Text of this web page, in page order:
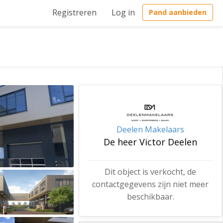
Registreren Log in Pand aanbieden
Deelen Makelaars
De heer Victor Deelen
Dit object is verkocht, de
contactgegevens zijn niet meer
beschikbaar.